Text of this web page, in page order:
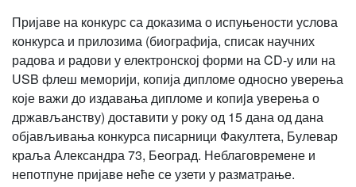
Пријаве на конкурс са доказима о испуњености услова
конкурса и прилозима (биографија, списак научних
радова и радови у електронској форми на CD-у или на
USB флеш меморији, копија дипломе односно уверења
које важи до издавања дипломе и кoпиja уверењa о
држављанству) доставити у року од 15 дана од дана
објављивања конкурса писарници Факултета, Булевар
краља Александра 73, Београд. Неблаговремене и
непотпуне пријаве неће се узети у разматрање.